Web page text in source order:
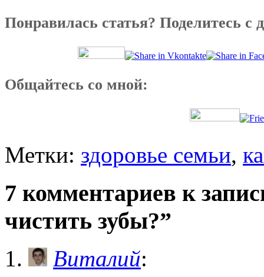
Понравилась статья? Поделитесь с
Общайтесь со мной:
Метки: здоровье семьи,
7 комментариев к
чистить зубы?”
Виталий: